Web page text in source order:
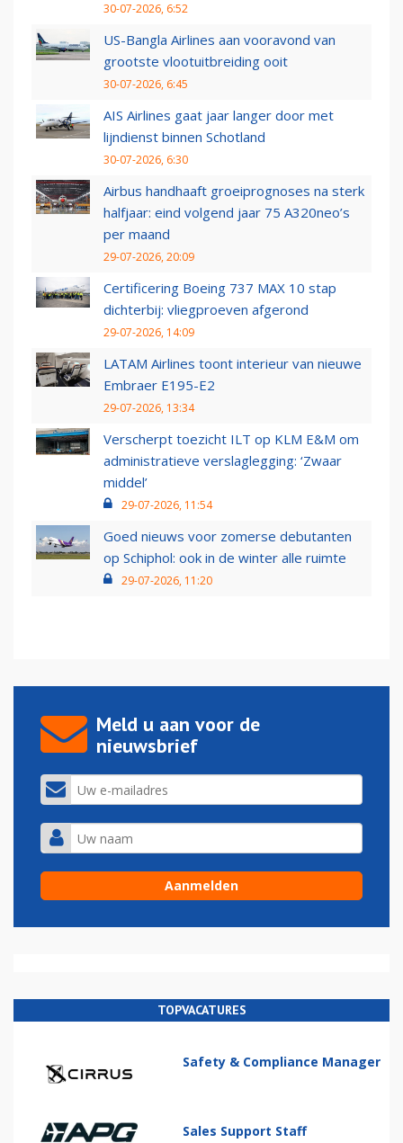
30-07-2026, 6:52
US-Bangla Airlines aan vooravond van
grootste vlootuitbreiding ooit
30-07-2026, 6:45
AIS Airlines gaat jaar langer door met
lijndienst binnen Schotland
30-07-2026, 6:30
Airbus handhaaft groeiprognoses na sterk
halfjaar: eind volgend jaar 75 A320neo’s
per maand
29-07-2026, 20:09
Certificering Boeing 737 MAX 10 stap
dichterbij: vliegproeven afgerond
29-07-2026, 14:09
LATAM Airlines toont interieur van nieuwe
Embraer E195-E2
29-07-2026, 13:34
Verscherpt toezicht ILT op KLM E&M om
administratieve verslaglegging: ‘Zwaar
middel’
29-07-2026, 11:54
Goed nieuws voor zomerse debutanten
op Schiphol: ook in de winter alle ruimte
29-07-2026, 11:20
Meld u aan voor de
nieuwsbrief
TOPVACATURES
Safety & Compliance Manager
Sales Support Staff